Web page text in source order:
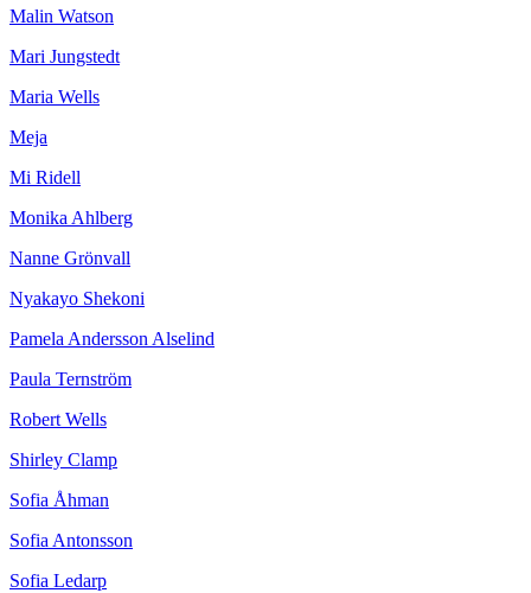
Malin Watson
Mari Jungstedt
Maria Wells
Meja
Mi Ridell
Monika Ahlberg
Nanne Grönvall
Nyakayo Shekoni
Pamela Andersson Alselind
Paula Ternström
Robert Wells
Shirley Clamp
Sofia Åhman
Sofia Antonsson
Sofia Ledarp